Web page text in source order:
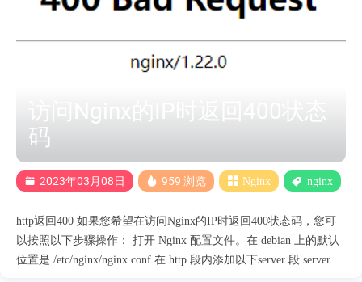
Brotli提高压缩效率。 Brotli的压缩时间会随着压缩级别的增加而增
起使用，而gzip可以同时支持HTTP和HTTPS。这也导致了Brotli在
nginx，可能没有预编译好的 Brotli 压缩模块。不过你可以通过
以....码
2023年03月08日 959 浏览 Nginx nginx
http返回400 如果您希望在访问Nginx的IP时返回400状态码，您可
以按照以下步骤操作： 打开 Nginx 配置文件。在 debian 上的默认
位置是 /etc/nginx/nginx.conf 在 http 段内添加以下server 段 server {